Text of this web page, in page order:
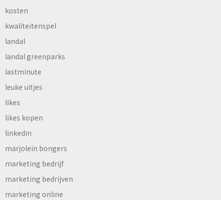
kosten
kwaliteitenspel
landal
landal greenparks
lastminute
leuke uitjes
likes
likes kopen
linkedin
marjolein bongers
marketing bedrijf
marketing bedrijven
marketing online